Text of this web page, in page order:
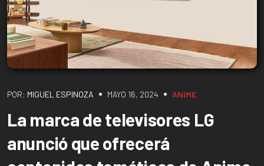
POR: MIGUEL ESPINOZA • MAYO 16, 2024 • ANIME
La marca de televisores LG
anunció que ofrecerá